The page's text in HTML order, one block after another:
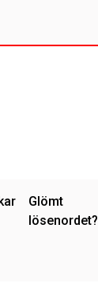
Glömt
lösenordet?